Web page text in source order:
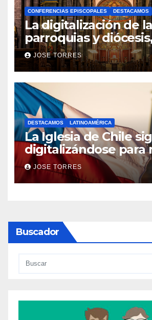
CONFERENCIAS EPISCOPALES DESTACAMOS
La digitalización de
parroquias y
realidad ya para el
la Iglesia
JOSE TORRES
DESTACAMOS LATINOAMÉRICA
La Iglesia de Chile
digitalizándose para
el servicio a sus fieles
JOSE TORRES
Buscador